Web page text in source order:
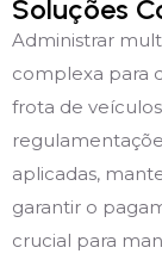
Soluções
Administrar
complexa para
frota de
aplicadas,
garantir o
crucial para